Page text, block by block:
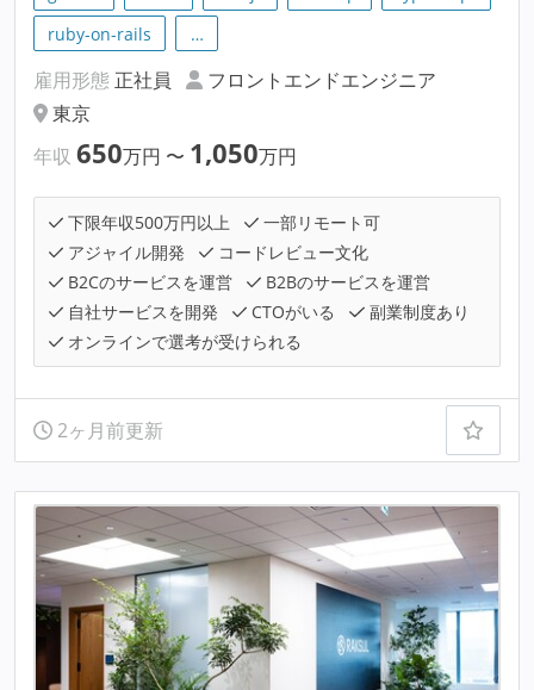
ruby-on-rails
…
雇用形態 正社員
フロントエンドエンジニア
東京
年収 650万円 〜 1,050万円
下限年収500万円以上
一部リモート可
アジャイル開発
コードレビュー文化
B2Cのサービスを運営
B2Bのサービスを運営
自社サービスを開発
CTOがいる
副業制度あり
オンラインで選考が受けられる
2ヶ月前更新